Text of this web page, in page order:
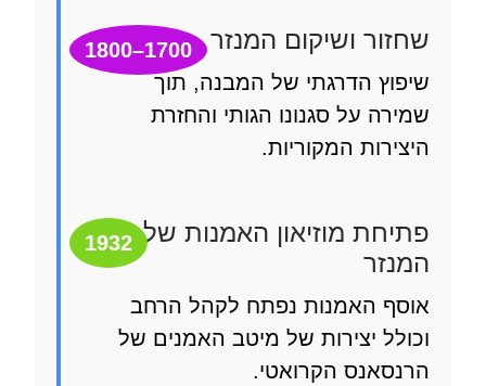
1700–1800 ושיקום המנזר
הדרגתי של המבנה, תוך
על סגנונו הגותי והחזרת
המקוריות.
1932 מוזיאון האמנות של
האמנות נפתח לקהל הרחב
יצירות של מיטב האמנים של
הקרואטי.